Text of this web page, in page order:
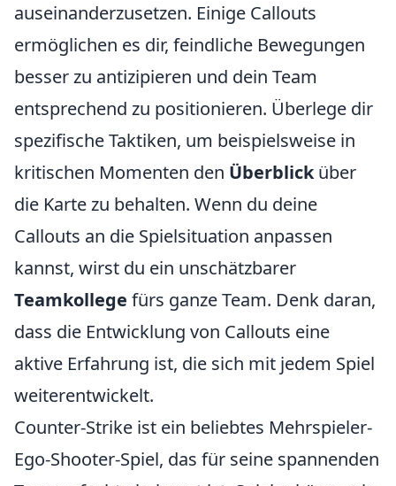
auseinanderzusetzen. Einige Callouts
ermöglichen es dir, feindliche Bewegungen
besser zu antizipieren und dein Team
entsprechend zu positionieren. Überlege dir
spezifische Taktiken, um beispielsweise in
kritischen Momenten den Überblicküber
die Karte zu behalten. Wenn du deine
Callouts an die Spielsituation anpassen
kannst, wirst du ein unschätzbarer
Teamkollege fürs ganze Team. Denk daran,
dass die Entwicklung von Callouts eine
aktive Erfahrung ist, die sich mit jedem Spiel
weiterentwickelt.
Counter-Strike ist ein beliebtes Mehrspieler-
Ego-Shooter-Spiel, das für seine spannenden